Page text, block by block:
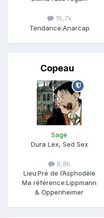
16,7k
Tendance:Anarcap
Copeau
Sage
Dura Lex, Sed Sex
8,8k
Lieu:Pré de l’Asphodèle
Ma référence:Lippmann
& Oppenheimer